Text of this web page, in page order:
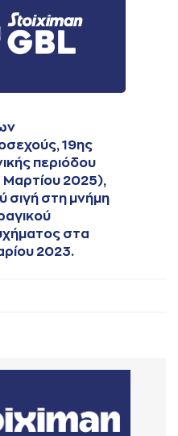
19ης
περιόδου
Μαρτίου 2025),
σιγή στη μνήμη
στα
2023.